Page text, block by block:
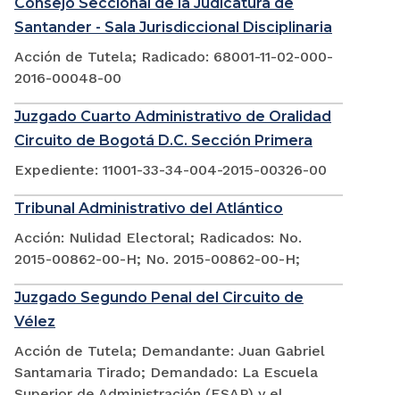
Santander - Sala Jurisdiccional Disciplinaria
Acción de Tutela; Radicado: 68001-11-02-000-
2016-00048-00
Juzgado Cuarto Administrativo de Oralidad
Circuito de Bogotá D.C. Sección Primera
Expediente: 11001-33-34-004-2015-00326-00
Tribunal Administrativo del Atlántico
Acción: Nulidad Electoral; Radicados: No.
2015-00862-00-H; No. 2015-00862-00-H;
Juzgado Segundo Penal del Circuito de
Vélez
Acción de Tutela; Demandante: Juan Gabriel
Santamaria Tirado; Demandado: La Escuela